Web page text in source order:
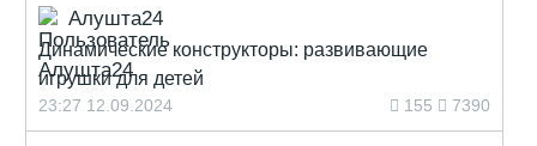
Алушта24
Динамические конструкторы: развивающие
игрушки для детей
23:27 12.09.2024 155 7390